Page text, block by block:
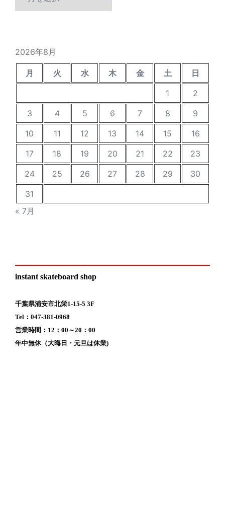
2026年8月
月 火 水 木 金 土
日
1
2
3
4 5 6 7 8
9
10
11 12 13 14 15
16
17
18 19 20 21 22
23
24
25 26 27 28 29
30
31
« 7月
instant skateboard shop
千葉県浦安市北栄1-15-5 3F
Tel：047-381-0968
営業時間：12：00～20：00
年中無休（大晦日・元旦は休業)